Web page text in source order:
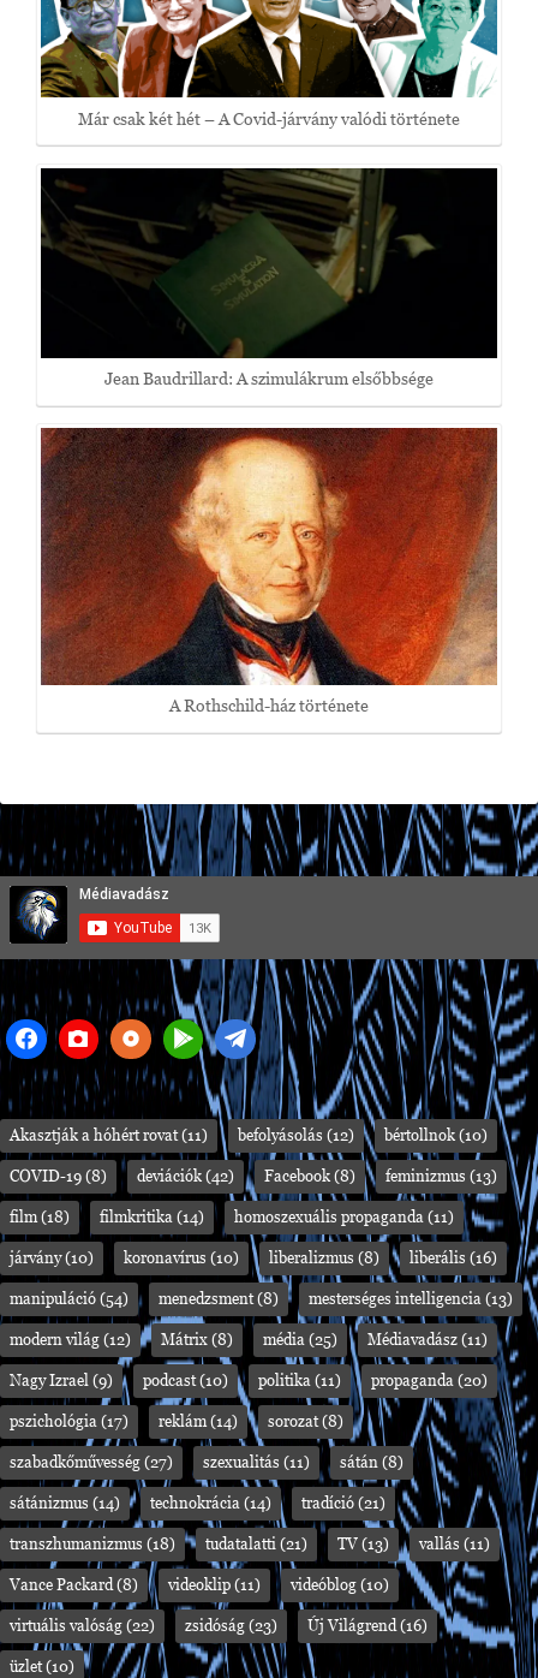
Már csak két hét – A Covid-járvány valódi története
Jean Baudrillard: A szimulákrum elsőbbsége
A Rothschild-ház története
Akasztják a hóhért rovat(11) befolyásolás (12) bértollnok (10)
COVID-19 (8) deviációk (42) Facebook (8) feminizmus (13)
film(18) filmkritika (14) homoszexuális propaganda (11)
járvány(10) koronavírus (10) liberalizmus (8) liberális (16)
manipuláció (54) menedzsment(8) mesterséges intelligencia (13)
modern világ (12) Mátrix (8) média (25) Médiavadász (11)
Nagy Izrael (9) podcast(10) politika (11) propaganda (20)
pszichológia (17) reklám(14) sorozat(8)
szabadkőművesség (27) szexualitás (11) sátán (8)
sátánizmus (14) technokrácia (14) tradíció (21)
transzhumanizmus (18) tudatalatti (21) TV (13) vallás (11)
Vance Packard(8) videoklip (11) videóblog (10)
virtuális valóság (22) zsidóság (23) Új Világrend(16)
üzlet(10)